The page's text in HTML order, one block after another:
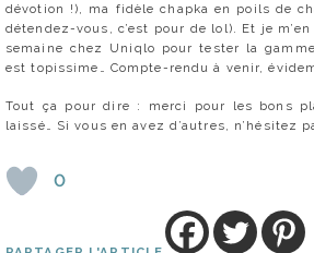
dévotion !), ma fidèle chapka en poils de
détendez-vous, c’est pour de lol). Et je
semaine chez Uniqlo pour tester la
est topissime… Compte-rendu à venir,
Tout ça pour dire : merci pour les bons
laissé… Si vous en avez d’autres, n’hésitez
0